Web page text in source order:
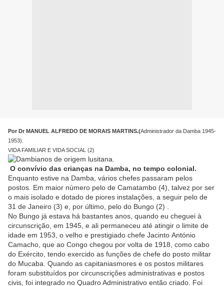
Por Dr MANUEL ALFREDO DE MORAIS MARTINS.(Administrador da Damba 1945-
1953).
VIDA FAMILIAR E VIDA SOCIAL (2)
O convívio das crianças na Damba, no tempo colonial.
Enquanto estive na Damba, vários chefes passaram pelos
postos. Em maior número pelo de Camatambo (4), talvez por ser
o mais isolado e dotado de piores instalações, a seguir pelo de
31 de Janeiro (3) e, por último, pelo do Bungo (2) .
No Bungo já estava há bastantes anos, quando eu cheguei à
circunscrição, em 1945, e ali permaneceu até atingir o limite de
idade em 1953, o velho e prestigiado chefe Jacinto António
Camacho, que ao Congo chegou por volta de 1918, como cabo
do Exército, tendo exercido as funções de chefe do posto militar
do Mucaba. Quando as capitaniasmores e os postos militares
foram substituídos por circunscrições administrativas e postos
civis, foi integrado no Quadro Administrativo então criado. Foi